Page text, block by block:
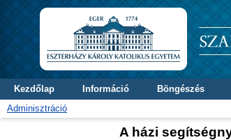
Kezdőlap Információ
Böngészés
Adminisztráció
A házi